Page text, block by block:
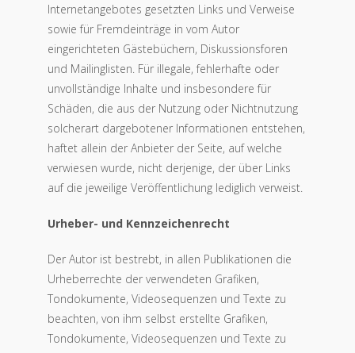
Internetangebotes gesetzten Links und Verweise
sowie für Fremdeinträge in vom Autor
eingerichteten Gästebüchern, Diskussionsforen
und Mailinglisten. Für illegale, fehlerhafte oder
unvollständige Inhalte und insbesondere für
Schäden, die aus der Nutzung oder Nichtnutzung
solcherart dargebotener Informationen entstehen,
haftet allein der Anbieter der Seite, auf welche
verwiesen wurde, nicht derjenige, der über Links
auf die jeweilige Veröffentlichung lediglich verweist.
Urheber- und Kennzeichenrecht
Der Autor ist bestrebt, in allen Publikationen die
Urheberrechte der verwendeten Grafiken,
Tondokumente, Videosequenzen und Texte zu
beachten, von ihm selbst erstellte Grafiken,
Tondokumente, Videosequenzen und Texte zu